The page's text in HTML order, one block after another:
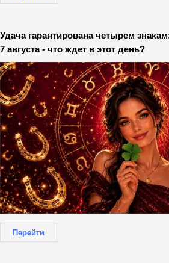
Удача гарантирована четырем
7 августа - что ждет в этот день?
Перейти